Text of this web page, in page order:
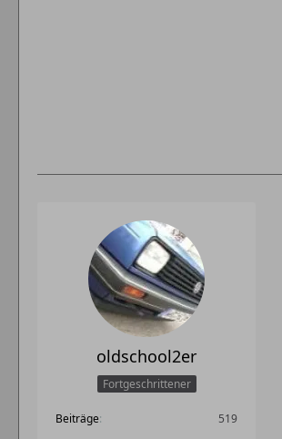
oldschool2er
Fortgeschrittener
Beiträge 519